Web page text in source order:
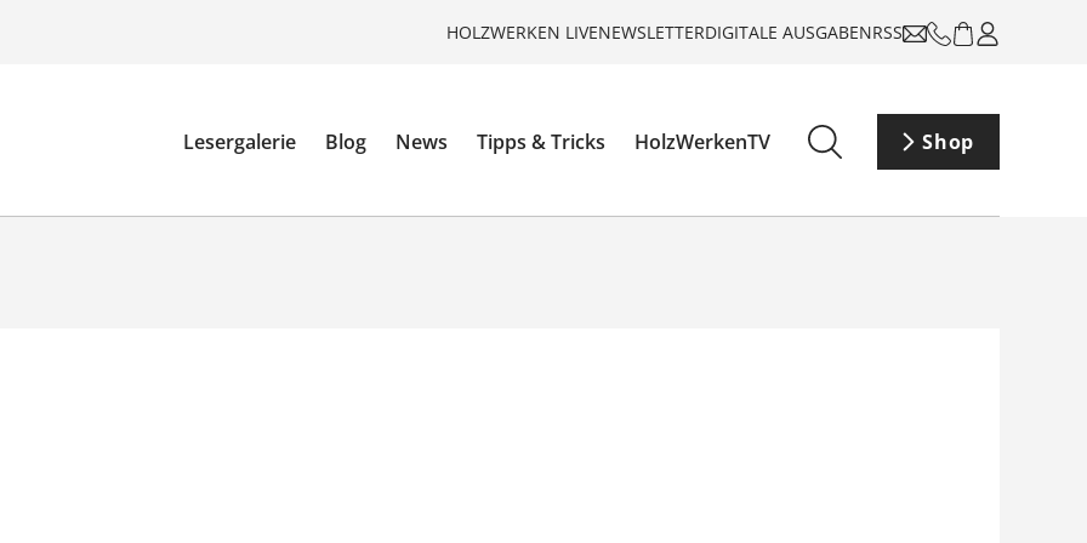
HOLZWERKEN LIVENEWSLETTERDIGITALE AUSGABENRSS
Lesergalerie Blog News Tipps & Tricks HolzWerkenTV Shop